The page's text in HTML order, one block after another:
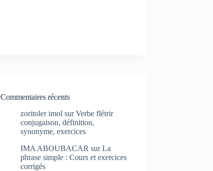
Commentaires récents
zoritoler imol surVerbe flétrir
conjugaison, définition,
synonyme, exercices
IMA ABOUBACAR surLa
phrase simple : Cours et exercices
corrigés